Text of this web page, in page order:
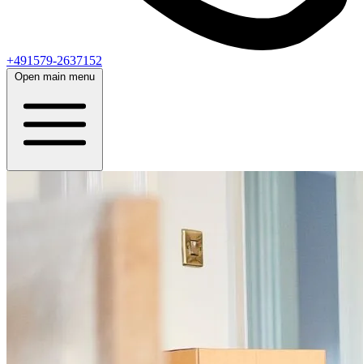
+491579-2637152
Open main menu